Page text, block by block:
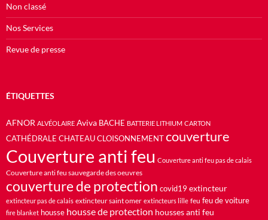
Non classé
Nos Services
Revue de presse
ÉTIQUETTES
AFNOR ALVÉOLAIRE Aviva BACHE BATTERIE LITHIUM CARTON
CATHÉDRALE CHATEAU CLOISONNEMENT couverture
Couverture anti feu Couverture anti feu pas de calais
Couverture anti feu sauvegarde des oeuvres
couverture de protection covid19 extincteur
extincteur pas de calais extincteur saint omer extincteurs lille feu feu de voiture
fire blanket housse housse de protection housses anti feu